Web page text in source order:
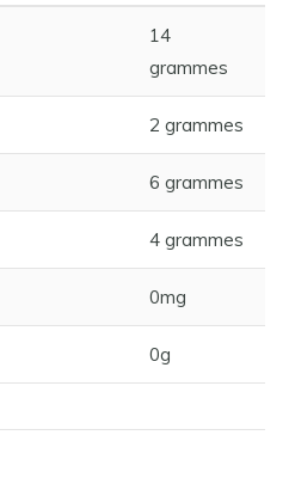
14
grammes
2 grammes
6 grammes
4 grammes
0mg
0g